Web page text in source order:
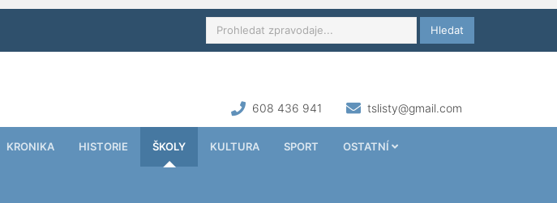
Hledat
608 436 941 tslisty@gmail.com
KRONIKA HISTORIE ŠKOLY KULTURA SPORT OSTATNÍ